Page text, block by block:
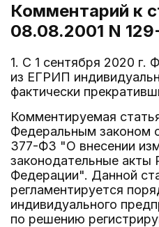
Комментарий к
08.08.2001 N
1. С 1 сентября 2020 г.
из ЕГРИП
фактически
Комментируемая
Федеральным законом
377-ФЗ "О внесении
законодательные акты
Федерации". Данной
регламентируется
индивидуального
по решению